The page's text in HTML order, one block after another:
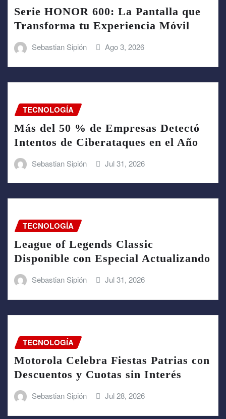
Serie HONOR 600: La Pantalla que
Transforma tu Experiencia Móvil
Sebastian Sipión Ago 3, 2026
TECNOLOGÍA
Más del 50 % de Empresas Detectó
Intentos de Ciberataques en el Año
Sebastian Sipión Jul 31, 2026
TECNOLOGÍA
League of Legends Classic
Disponible con Especial Actualizando
Sebastian Sipión Jul 31, 2026
TECNOLOGÍA
Motorola Celebra Fiestas Patrias con
Descuentos y Cuotas sin Interés
Sebastian Sipión Jul 28, 2026